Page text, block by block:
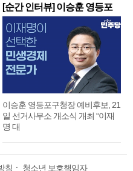
[순간 인터뷰] 이승훈 영등포
구
이승훈 영등포구청장 예비후보, 21
일 선거사무소 개소식 개최 “이재
명 대
침 ㆍ 청소년 보호책임자